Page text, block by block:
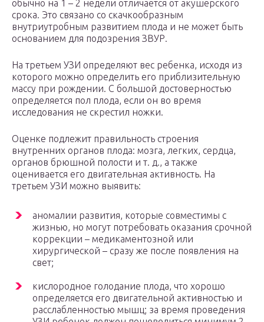
обычно на 1 – 2 недели отличается от акушерского
срока. Это связано со скачкообразным
внутриутробным развитием плода и не может быть
основанием для подозрения ЗВУР.
На третьем УЗИ определяют вес ребенка, исходя из
которого можно определить его приблизительную
массу при рождении. С большой достоверностью
определяется пол плода, если он во время
исследования не скрестил ножки.
Оценке подлежит правильность строения
внутренних органов плода: мозга, легких, сердца,
органов брюшной полости и т. д., а также
оценивается его двигательная активность. На
третьем УЗИ можно выявить:
аномалии развития, которые совместимы с
жизнью, но могут потребовать оказания срочной
коррекции – медикаментозной или
хирургической – сразу же после появления на
свет;
кислородное голодание плода, что хорошо
определяется его двигательной активностью и
расслабленностью мышц; за время проведения